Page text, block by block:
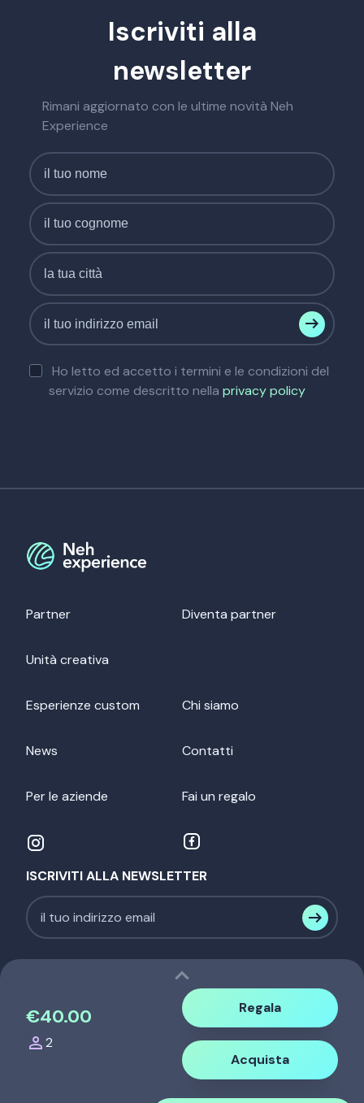
expand_less
€40.00
person2
Regala
Acquista
Iscriviti alla
newsletter
Rimani aggiornato con le ultime novità Neh
Experience
Ho letto ed accetto i termini e le condizioni del
servizio come descritto nella privacy policy
Partner Diventa partner
Unità creativa
Esperienze custom Chi siamo
News Contatti
Per le aziende Fai un regalo
ISCRIVITI ALLA NEWSLETTER
NehEx srl - P.IVA. 12536440014 |
- tel. 339 337 45 71